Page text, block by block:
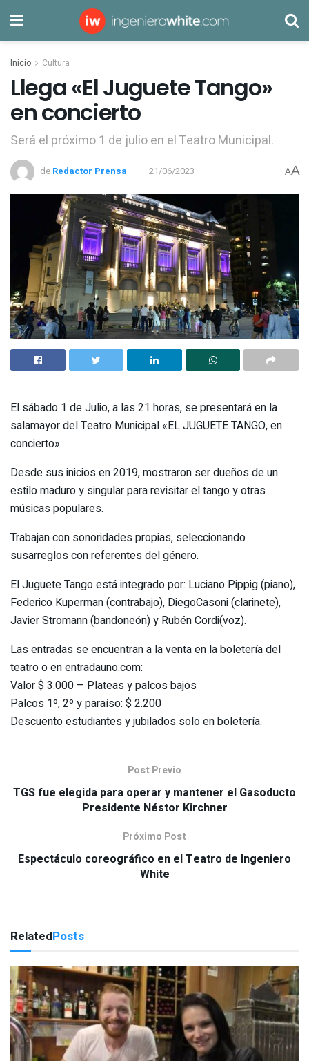
Inicio Cultura
Llega «El Juguete Tango»
en concierto
Será el próximo 1 de julio en el Teatro Municipal.
de Redactor Prensa 21/06/2023 AA
El sábado 1 de Julio, a las 21 horas, se presentará en la
salamayor del Teatro Municipal «EL JUGUETE TANGO, en
concierto».
Desde sus inicios en 2019, mostraron ser dueños de un
estilo maduro y singular para revisitar el tango y otras
músicas populares.
Trabajan con sonoridades propias, seleccionando
susarreglos con referentes del género.
El Juguete Tango está integrado por: Luciano Pippig (piano),
Federico Kuperman (contrabajo), DiegoCasoni (clarinete),
Javier Stromann (bandoneón) y Rubén Cordi(voz).
Las entradas se encuentran a la venta en la boletería del
teatro o en entradauno.com:
Valor $ 3.000 – Plateas y palcos bajos
Palcos 1º, 2º y paraíso: $ 2.200
Descuento estudiantes y jubilados solo en boletería.
Post Previo
TGS fue elegida para operar y mantener el Gasoducto
Presidente Néstor Kirchner
Próximo Post
Espectáculo coreográfico en el Teatro de Ingeniero
White
RelatedPosts